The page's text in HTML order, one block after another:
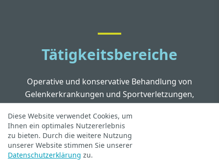
Tätigkeitsbereiche
Operative und konservative Behandlung von
Gelenkerkrankungen und Sportverletzungen,
Arthrosebehandlung, Traumatologie, konservative
und operative Behandlung von Frakturen und
Sehnenverletzungen (z.B. Achillessehne, Bicepssehne)
Diese Website verwendet Cookies, um
Ihnen ein optimales Nutzererlebnis
zu bieten. Durch die weitere Nutzung
unserer Website stimmen Sie unserer
Datenschutzerklärung zu.